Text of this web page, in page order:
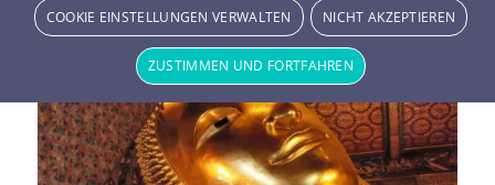
COOKIE EINSTELLUNGEN VERWALTEN NICHT AKZEPTIEREN
ZUSTIMMEN UND FORTFAHREN